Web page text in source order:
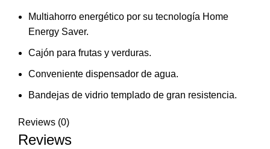
Multiahorro energético por su tecnología Home
Energy Saver.
Cajón para frutas y verduras.
Conveniente dispensador de agua.
Bandejas de vidrio templado de gran resistencia.
Reviews (0)
Reviews